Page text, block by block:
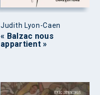
Judith Lyon-Caen
« Balzac nous
appartient »